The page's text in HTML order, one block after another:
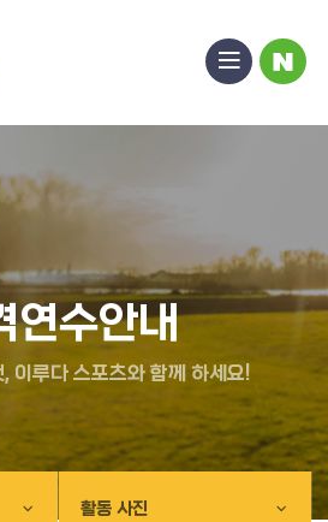
블
연수안내
활동 사진